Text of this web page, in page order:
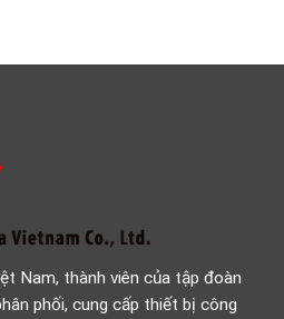
Nam, thành viên của tập đoàn
phối, cung cấp thiết bị công